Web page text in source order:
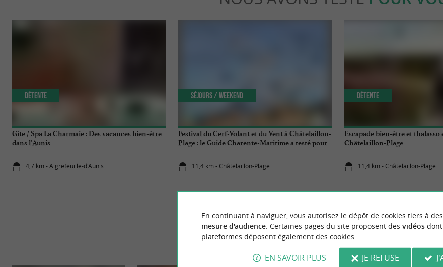
Gîte / Spa La Charmaie : Des vacances bien-être
dans l’Aunis
4,7 km - Aigrefeuille-d'Aunis
Détente
Festival du Cerf-Volant et du Vent à Châtelaillon-
Plage : le Guide Charente-Maritime a testé pour
11,4 km - Châtelaillon-Plage
Séjours / Weekend
Escapade bien-être et thalasso
Châtelaillon-Plage
11,4 km - Châtelaillon-Plage
Détente
ÉVÈNEMENTSÀ PROXIMITÉ
En continuant à naviguer, vous autorisez le dépôt de cookies tiers à
mesure d'audience. Certaines pages du site proposent des vidéosdont
plateformes déposent également des cookies.
EN SAVOIR PLUS JE REFUSE